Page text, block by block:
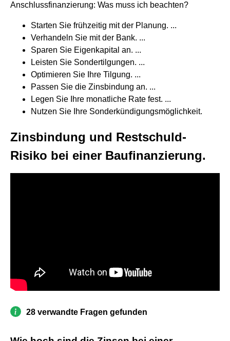
Anschlussfinanzierung: Was muss ich beachten?
Starten Sie frühzeitig mit der Planung. ...
Verhandeln Sie mit der Bank. ...
Sparen Sie Eigenkapital an. ...
Leisten Sie Sondertilgungen. ...
Optimieren Sie Ihre Tilgung. ...
Passen Sie die Zinsbindung an. ...
Legen Sie Ihre monatliche Rate fest. ...
Nutzen Sie Ihre Sonderkündigungsmöglichkeit.
Zinsbindung und Restschuld-
Risiko bei einer Baufinanzierung.
28 verwandte Fragen gefunden